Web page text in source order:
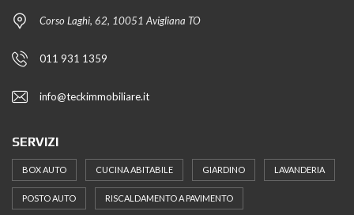
Corso Laghi, 62, 10051 Avigliana TO
011 931 1359
info@teckimmobiliare.it
SERVIZI
BOX AUTO CUCINA ABITABILE GIARDINO LAVANDERIA
POSTO AUTO RISCALDAMENTO A PAVIMENTO